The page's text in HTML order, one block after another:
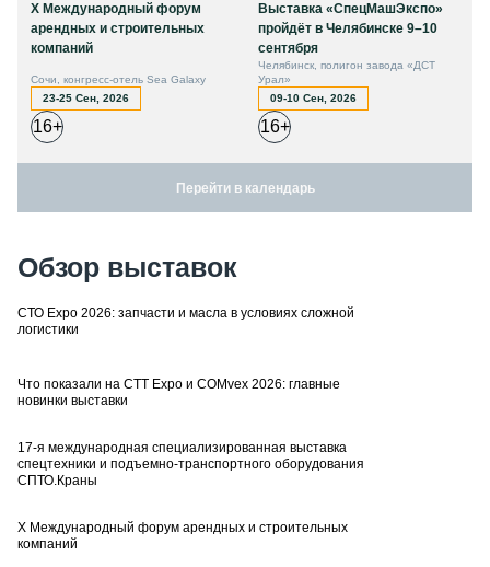
X Международный форум
арендных и строительных
компаний
Сочи, конгресс-отель Sea Galaxy
23-25 Сен, 2026
16+
Выставка «СпецМашЭкспо»
пройдёт в Челябинске 9–10
сентября
Челябинск, полигон завода «ДСТ
Урал»
09-10 Сен, 2026
16+
Перейти в календарь
Обзор выставок
СТО Expo 2026: запчасти и масла в условиях сложной
логистики
Что показали на CTT Expo и COMvex 2026: главные
новинки выставки
17-я международная специализированная выставка
спецтехники и подъемно-транспортного оборудования
СПТО.Краны
X Международный форум арендных и строительных
компаний